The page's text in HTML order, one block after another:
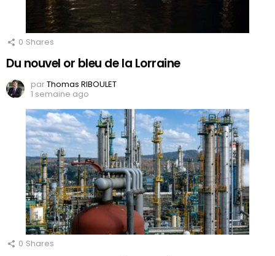
0 Shares
Du nouvel or bleu de la Lorraine
parThomas RIBOULET
1 semaine ago
0 Shares